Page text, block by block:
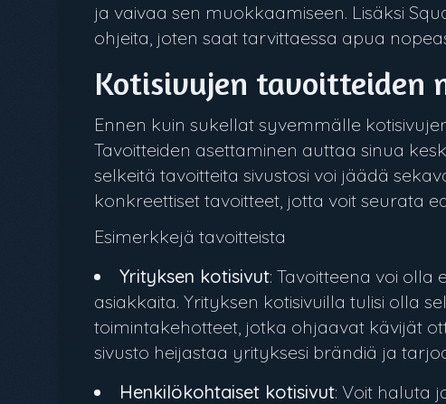
ja vaivaa sen muokkaamiseen. Lisäksi
ohjeita, joten saat tarvittaessa apua
Kotisivujen tavoitteiden
Ennen kuin sukellat syvemmälle
Tavoitteiden asettaminen auttaa sinua
selkeitä tavoitteita sivustosi voi jäädä
konkreettiset tavoitteet, jotta voit seurata
Esimerkkejä tavoitteista
Yrityksen kotisivut: Tavoitteena voi olla
asiakkaita. Yrityksen kotisivuilla tulisi olla
toimintakehotteet, jotka ohjaavat kävijät
sivusto heijastaa yrityksesi brändiä ja
Henkilökohtaiset kotisivut: Voit haluta